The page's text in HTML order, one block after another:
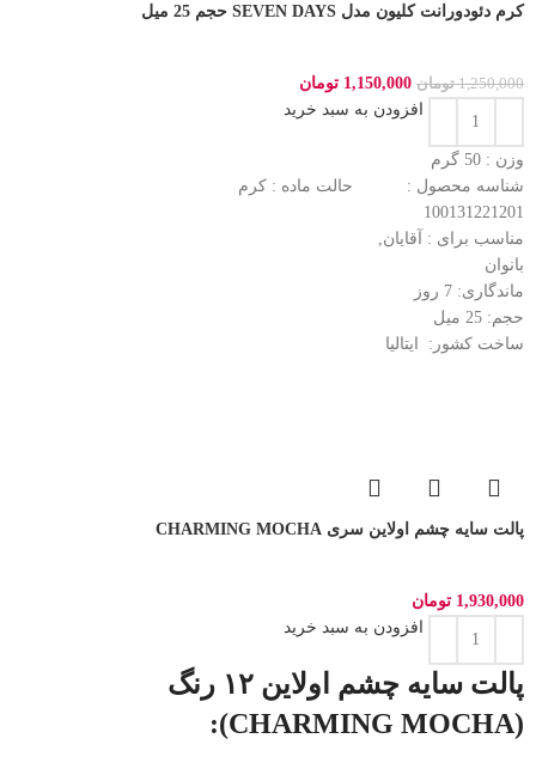
کرم دئودورانت کلیون مدل SEVEN DAYS حجم 25 میل
1,250,000 تومان 1,150,000 تومان
افزودن به سبد خرید
وزن : 50
گرم
شناسه محصول :
100131221201
حالت ماده : کرم
مناسب برای : آقایان,
بانوان
ماندگاری: 7
روز
حجم: 25
میل
ساخت کشور: ایتالیا
پالت سایه چشم اولاین سری CHARMING MOCHA
1,930,000 تومان
افزودن به سبد خرید
پالت سایه چشم اولاین ۱۲ رنگ
(CHARMING MOCHA):